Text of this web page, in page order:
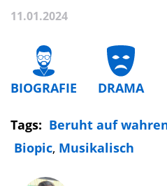
11.01.2024
BIOGRAFIE DRAMA
Tags: Beruht auf
Biopic, Musikalisch